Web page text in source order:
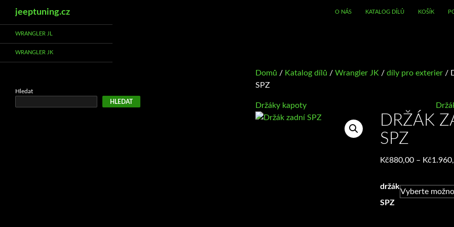
Přejít
k
obsahu
jeeptuning.cz O NÁS KATALOG DÍLŮ KOŠÍK
Domů / Katalog dílů / Wrangler JK / díly pro exterier /
SPZ
Držáky kapoty
DRŽÁK
SPZ
Kč880,00 – Kč
držák
SPZ
WRANGLER JL
WRANGLER JK
Hledat
HLEDAT